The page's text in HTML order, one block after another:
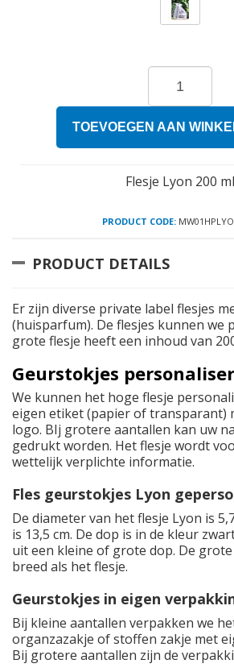
TOEVOEGEN AAN
Flesje Lyon 200 ml
PRODUCT CODE:
PRODUCT DETAILS
Er zijn diverse private label flesjes
(huisparfum). De flesjes kunnen we
grote flesje heeft een inhoud van
Geurstokjes
We kunnen het hoge flesje
eigen etiket (papier of transparant)
logo. BIj grotere aantallen kan uw
gedrukt worden. Het flesje wordt
wettelijk verplichte informatie.
Fles geurstokjes Lyon
De diameter van het flesje Lyon is
is 13,5 cm. De dop is in de kleur
uit een kleine of grote dop. De
breed als het flesje.
Geurstokjes in eigen
Bij kleine aantallen verpakken we
organzazakje of stoffen zakje met
Bij grotere aantallen zijn de